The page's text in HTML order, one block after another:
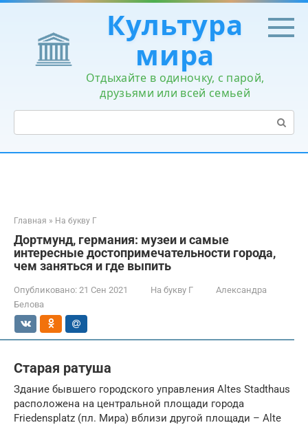
Перейти
контенту
Культура
мира
Отдыхайте в одиночку, с парой,
друзьями или всей семьей
Поиск:
Главная » На букву Г
Дортмунд, германия: музеи и самые
интересные достопримечательности города,
чем заняться и где выпить
Опубликовано: 21 Сен 2021 На букву Г
Александра
Белова
Старая ратуша
Здание бывшего городского управления Altes Stadthaus
расположена на центральной площади города
Friedensplatz (пл. Мира) вблизи другой площади – Alte